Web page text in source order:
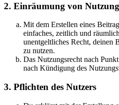
2. Einräumung von
Mit dem Erstellen eines
einfaches, zeitlich und
unentgeltliches Recht, deinen
zu nutzen.
Das Nutzungsrecht nach
nach Kündigung des
3. Pflichten des Nutzers